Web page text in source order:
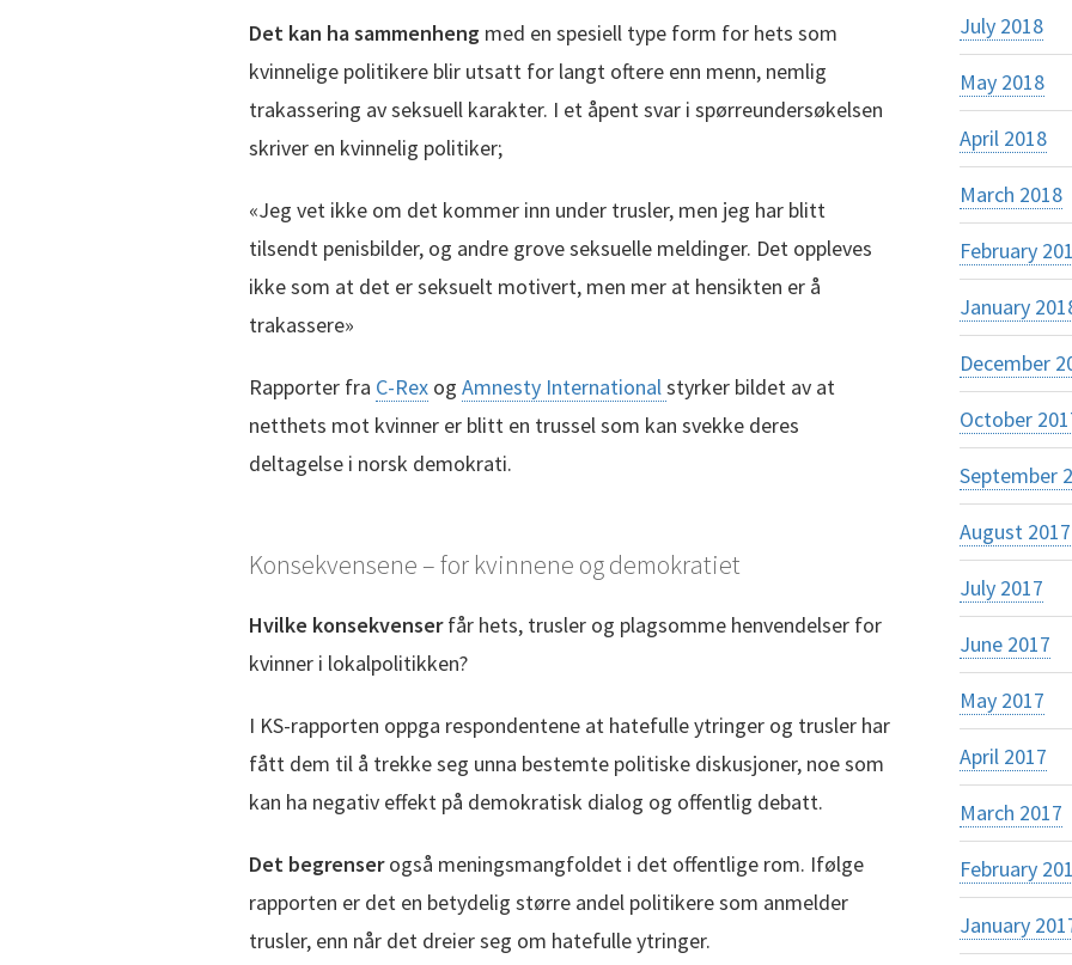
Det kan ha sammenheng med en spesiell type form for hets som
kvinnelige politikere blir utsatt for langt oftere enn menn, nemlig
trakassering av seksuell karakter. I et åpent svar i spørreundersøkelsen
skriver en kvinnelig politiker;
«Jeg vet ikke om det kommer inn under trusler, men jeg har blitt
tilsendt penisbilder, og andre grove seksuelle meldinger. Det oppleves
ikke som at det er seksuelt motivert, men mer at hensikten er å
trakassere»
Rapporter fra C-Rex og Amnesty Internationalstyrker bildet av at
netthets mot kvinner er blitt en trussel som kan svekke deres
deltagelse i norsk demokrati.
Konsekvensene – for kvinnene og demokratiet
Hvilke konsekvenserfår hets, trusler og plagsomme henvendelser for
kvinner i lokalpolitikken?
I KS-rapporten oppga respondentene at hatefulle ytringer og trusler har
fått dem til å trekke seg unna bestemte politiske diskusjoner, noe som
kan ha negativ effekt på demokratisk dialog og offentlig debatt.
Det begrenserogså meningsmangfoldet i det offentlige rom. Ifølge
rapporten er det en betydelig større andel politikere som anmelder
trusler, enn når det dreier seg om hatefulle ytringer.
July 2018
May 2018
April 2018
March 2018
February
January
December
October
September
August 2017
July 2017
June 2017
May 2017
April 2017
March 2017
February
January